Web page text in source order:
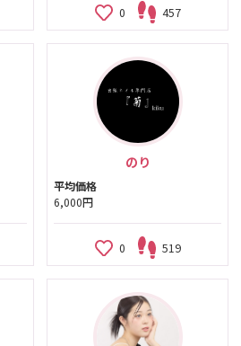
0 457
のり
平均価格
6,000円
0 519